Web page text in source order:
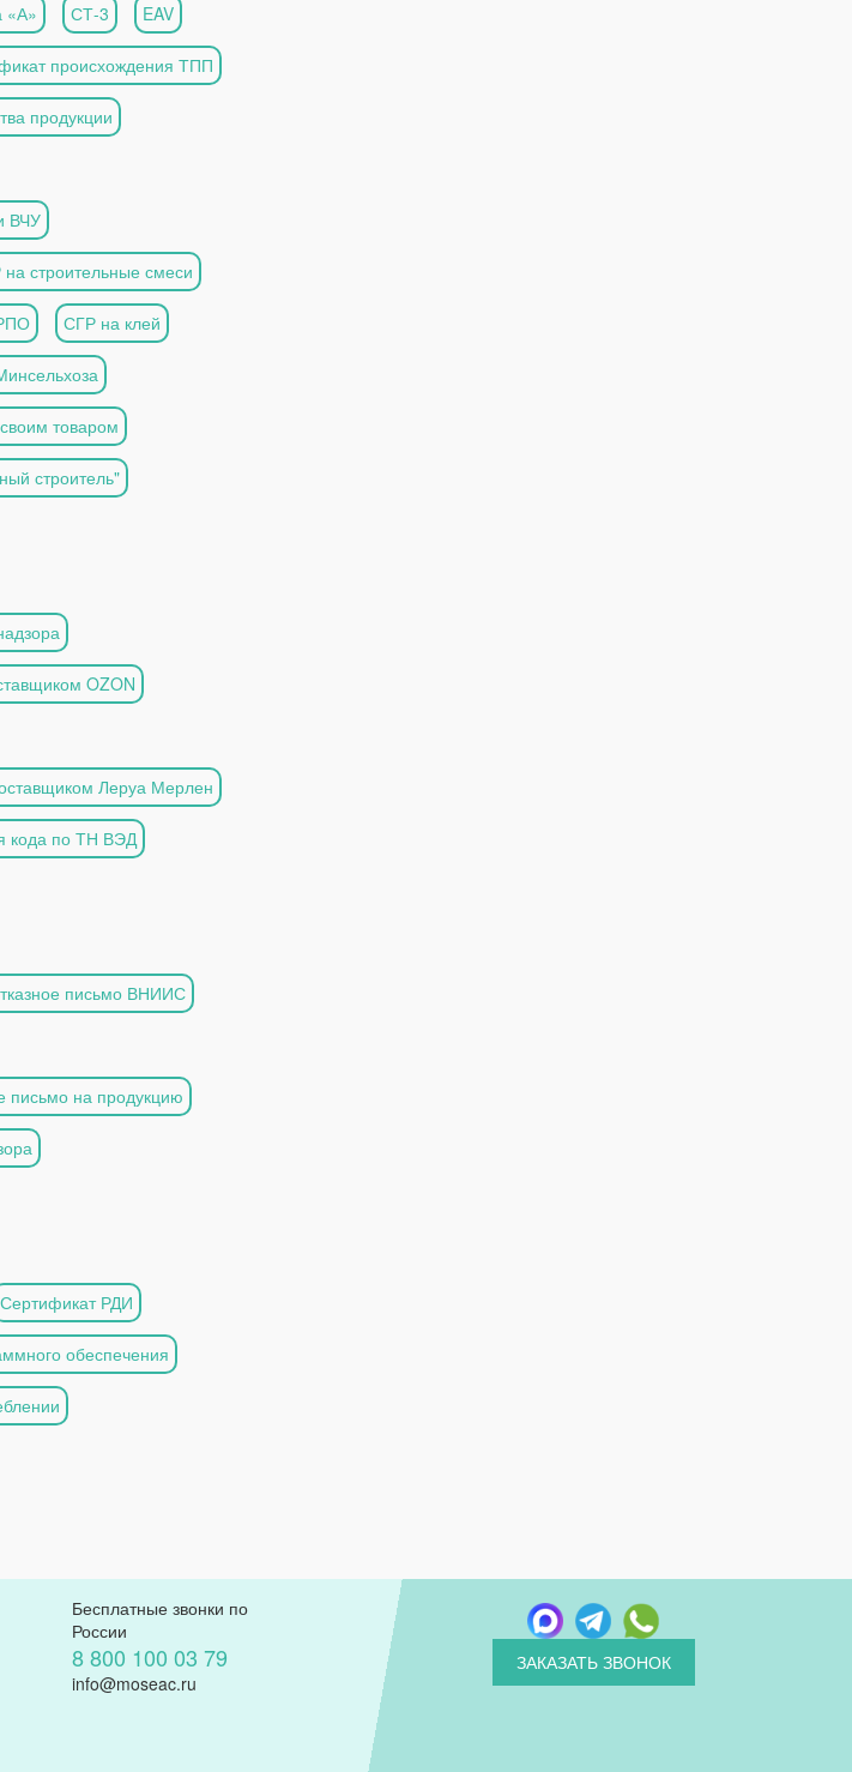
«А» СТ-3 EAV
происхождения ТПП
продукции
ВЧУ
строительные смеси
СГР на клей
товаром
строитель"
OZON
Леруа Мерлен
кода по ТН ВЭД
письмо ВНИИС
письмо на продукцию
Сертификат РДИ
обеспечения
Бесплатные звонки по
России
8 800 100 03 79
info@moseac.ru
ЗАКАЗАТЬ ЗВОНОК